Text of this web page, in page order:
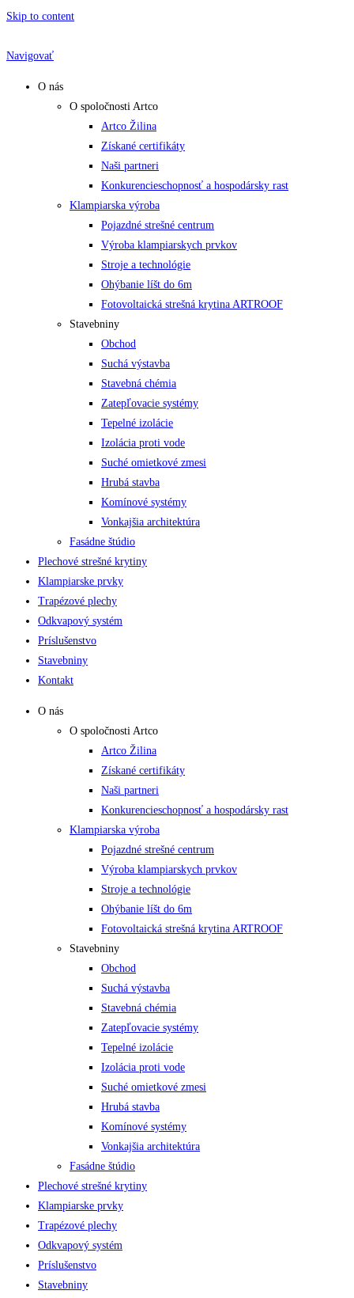
Skip to content
Navigovať
O nás
O spoločnosti Artco
Artco Žilina
Získané certifikáty
Naši partneri
Konkurencieschopnosť a hospodársky rast
Klampiarska výroba
Pojazdné strešné centrum
Výroba klampiarskych prvkov
Stroje a technológie
Ohýbanie líšt do 6m
Fotovoltaická strešná krytina ARTROOF
Stavebniny
Obchod
Suchá výstavba
Stavebná chémia
Zatepľovacie systémy
Tepelné izolácie
Izolácia proti vode
Suché omietkové zmesi
Hrubá stavba
Komínové systémy
Vonkajšia architektúra
Fasádne štúdio
Plechové strešné krytiny
Klampiarske prvky
Trapézové plechy
Odkvapový systém
Príslušenstvo
Stavebniny
Kontakt
O nás
O spoločnosti Artco
Artco Žilina
Získané certifikáty
Naši partneri
Konkurencieschopnosť a hospodársky rast
Klampiarska výroba
Pojazdné strešné centrum
Výroba klampiarskych prvkov
Stroje a technológie
Ohýbanie líšt do 6m
Fotovoltaická strešná krytina ARTROOF
Stavebniny
Obchod
Suchá výstavba
Stavebná chémia
Zatepľovacie systémy
Tepelné izolácie
Izolácia proti vode
Suché omietkové zmesi
Hrubá stavba
Komínové systémy
Vonkajšia architektúra
Fasádne štúdio
Plechové strešné krytiny
Klampiarske prvky
Trapézové plechy
Odkvapový systém
Príslušenstvo
Stavebniny